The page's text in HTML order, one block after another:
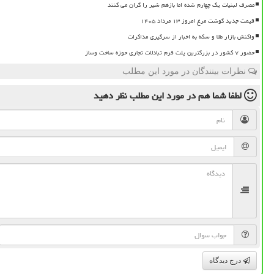
مصرف لبنیات یک چهارم شده اما بازهم شیر را گران می کنند
قیمت جدید گوشت مرغ امروز ۱۳ مرداد ۱۴۰۵
واکنش بازار طلا و سکه به اخبار از سرگیری مذاکرات
حضور ۷ کشور در بزرگترین پلت فرم تبادلات تجاری حوزه ساخت وساز
نظرات بینندگان در مورد این مطلب
لطفا شما همدر مورد این مطلبنظر دهید
درج دیدگاه